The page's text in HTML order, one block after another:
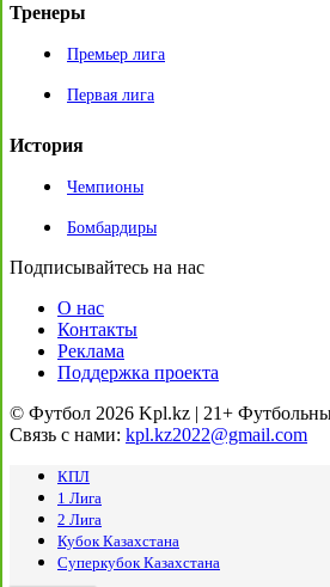
Тренеры
Премьер лига
Первая лига
История
Чемпионы
Бомбардиры
Подписывайтесь на нас
О нас
Контакты
Реклама
Поддержка проекта
© Футбол 2026 Kpl.kz | 21+
Связь с нами: kpl.kz2022@gmail.com
КПЛ
1 Лига
2 Лига
Кубок Казахстана
Суперкубок Казахстана